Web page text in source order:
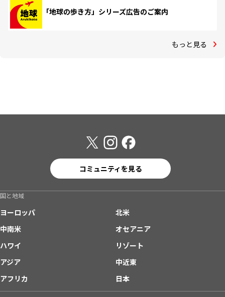
「地球の歩き方」シリーズ広告のご案内
もっと見る
コミュニティを見る
国と地域
ヨーロッパ
北米
中南米
オセアニア
ハワイ
リゾート
アジア
中近東
アフリカ
日本